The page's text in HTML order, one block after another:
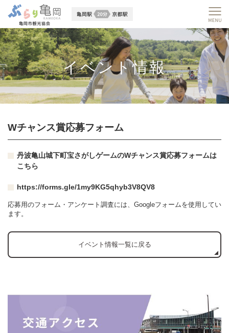
イベント情報
Wチャンス賞応募フォーム
丹波亀山城下町宝さがしゲームのWチャンス賞応募フォームは
こちら
https://forms.gle/1my9KG5qhyb3V8QV8
応募用のフォーム・アンケート調査には、Googleフォームを使用してい
ます。
イベント情報一覧に戻る